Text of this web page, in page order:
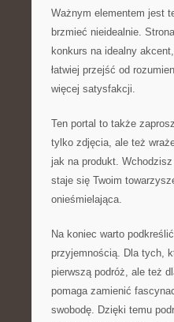
Ważnym elementem jest
brzmieć nieidealnie.
konkurs na idealny
łatwiej przejść od
więcej satysfakcji.
Ten portal to także
tylko zdjęcia, ale też
jak na produkt.
staje się Twoim
onieśmielająca.
Na koniec warto
przyjemnością. Dla tych,
pierwszą podróż, ale też
pomaga zamienić
swobodę. Dzięki temu